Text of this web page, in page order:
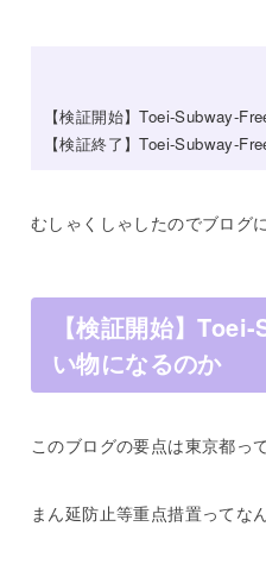
【検証開始】Toei-Subway-
【検証終了】Toei-Subway-
むしゃくしゃしたのでブログ
【検証開始】
い物になるのか
このブログの要点は東京都っ
まん延防止等重点措置ってな